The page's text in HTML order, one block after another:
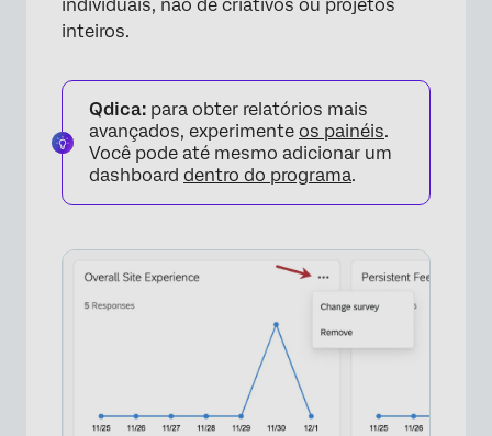
individuais, não de criativos ou projetos
inteiros.
Qdica: para obter relatórios mais
avançados, experimente os painéis.
Você pode até mesmo adicionar um
dashboard dentro do programa.